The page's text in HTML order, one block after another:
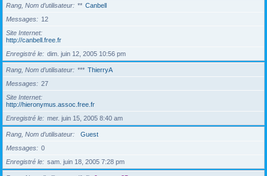
Rang, Nom d’utilisateur ** Canbell
Messages
12
Site Internet
http://canbell.free.fr
Enregistré le
dim. juin 12, 2005 10:56 pm
Rang, Nom d’utilisateur *** ThierryA
Messages
27
Site Internet
http://hieronymus.assoc.free.fr
Enregistré le
mer. juin 15, 2005 8:40 am
Rang, Nom d’utilisateur
Guest
Messages
0
Enregistré le
sam. juin 18, 2005 7:28 pm